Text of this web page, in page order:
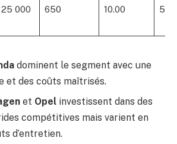
25 000 650 10.00 50
dominent le segment avec une
et des coûts maîtrisés.
et Opel investissent dans des
compétitives mais varient en
d’entretien.